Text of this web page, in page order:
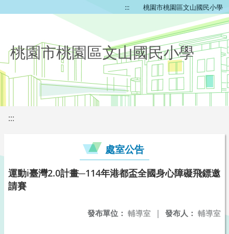
::: 桃園市桃園區文山國民小學
桃園市桃園區文山國民小學
:::
處室公告
運動i臺灣2.0計畫─114年港都盃全國身心障礙飛鏢邀
請賽
發布人： 輔導室
發布單位： 輔導室 |